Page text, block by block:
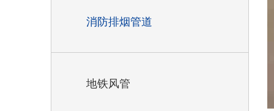
消防排烟管道
地铁风管